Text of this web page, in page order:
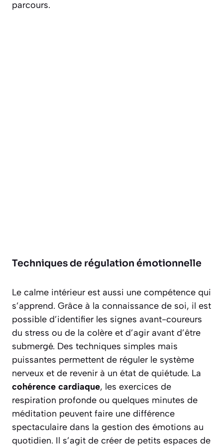
parcours.
Techniques de régulation émotionnelle
Le calme intérieur est aussi une compétence qui
s’apprend. Grâce à la connaissance de soi, il est
possible d’identifier les signes avant-coureurs
du stress ou de la colère et d’agir avant d’être
submergé. Des techniques simples mais
puissantes permettent de réguler le système
nerveux et de revenir à un état de quiétude. La
cohérence cardiaque, les exercices de
respiration profonde ou quelques minutes de
méditation peuvent faire une différence
spectaculaire dans la gestion des émotions au
quotidien. Il s’agit de créer de petits espaces de